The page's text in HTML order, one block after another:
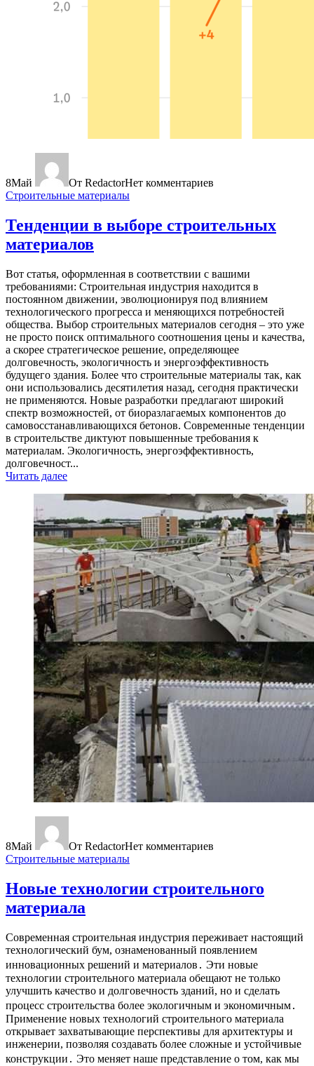
8Май От RedactorНет комментариев
Строительные материалы
Тенденции в выборе строительных
материалов
Вот статья, оформленная в соответствии с вашими
требованиями: Строительная индустрия находится в
постоянном движении, эволюционируя под влиянием
технологического прогресса и меняющихся потребностей
общества. Выбор строительных материалов сегодня – это уже
не просто поиск оптимального соотношения цены и качества,
а скорее стратегическое решение, определяющее
долговечность, экологичность и энергоэффективность
будущего здания. Более что строительные материалы так, как
они использовались десятилетия назад, сегодня практически
не применяются. Новые разработки предлагают широкий
спектр возможностей, от биоразлагаемых компонентов до
самовосстанавливающихся бетонов. Современные тенденции
в строительстве диктуют повышенные требования к
материалам. Экологичность, энергоэффективность,
долговечност...
Читать далее
8Май От RedactorНет комментариев
Строительные материалы
Новые технологии строительного
материала
Современная строительная индустрия переживает настоящий
технологический бум, ознаменованный появлением
инновационных решений и материалов․ Эти новые
технологии строительного материала обещают не только
улучшить качество и долговечность зданий, но и сделать
процесс строительства более экологичным и экономичным․
Применение новых технологий строительного материала
открывает захватывающие перспективы для архитектуры и
инженерии, позволяя создавать более сложные и устойчивые
конструкции․ Это меняет наше представление о том, как мы